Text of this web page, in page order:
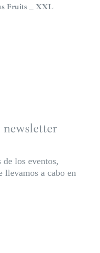
Fruits _ XXL
los eventos,
llevamos a cabo en